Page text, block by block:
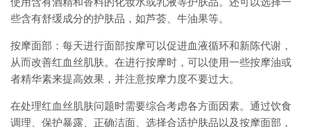
使用含有酒精和香料的化妆水或乳液等护肤品。还可以选择一
些含有舒缓成分的护肤品，如芦荟、牛油果等。
按摩面部：每天进行面部按摩可以促进血液循环和新陈代谢，
从而改善红血丝肌肤。在进行按摩时，可以使用一些按摩油或
者精华素来提高效果，并注意按摩力度不要过大。
在处理红血丝肌肤问题时需要综合考虑各方面因素。通过饮食
调理、保护暴露、正确洁面、选择合适护肤品以及按摩面部，